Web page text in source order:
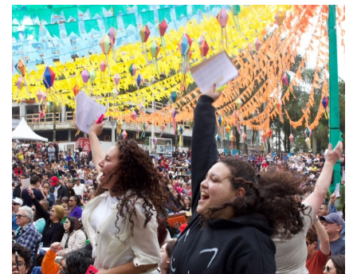
05/08/2026 | 07:00
Queda na geração europeia ocorre enquanto inteligência artificial, data
centers e carros elétricos elevam a demanda e colocam o
armazenamento no centro do debate energético
NAVEGANTES